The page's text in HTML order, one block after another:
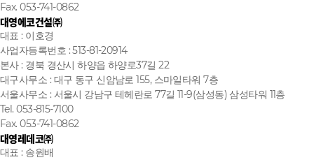
Fax. 053-741-0862
대영에코건설㈜
대표 : 이호경
사업자등록번호 : 513-81-20914
본사 : 경북 경산시 하양읍 하양로37길 22
대구사무소 : 대구 동구 신암남로 155, 스마일타워 7층
서울사무소 : 서울시 강남구 테헤란로 77길 11-9(삼성동) 삼성타워 11층
Tel. 053-815-7100
Fax. 053-741-0862
대영레데코㈜
대표 : 송원배